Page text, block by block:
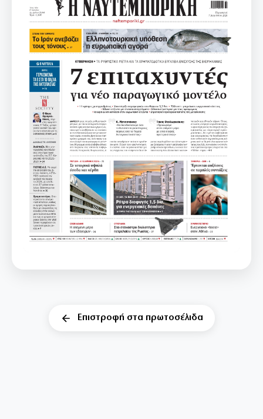
Επιστροφή στα πρωτοσέλιδα